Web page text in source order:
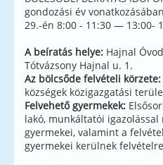
gondozási év
29.-én 8:00 - 11:30 — 13:00-
A beíratás helye: Hajnal
Tótvázsony Hajnal u. 1.
Az bölcsőde felvételi körzete:
községek közigazgatási
Felvehető gyermekek:
lakó, munkáltatói
gyermekei, valamint a
gyermekei kerülnek